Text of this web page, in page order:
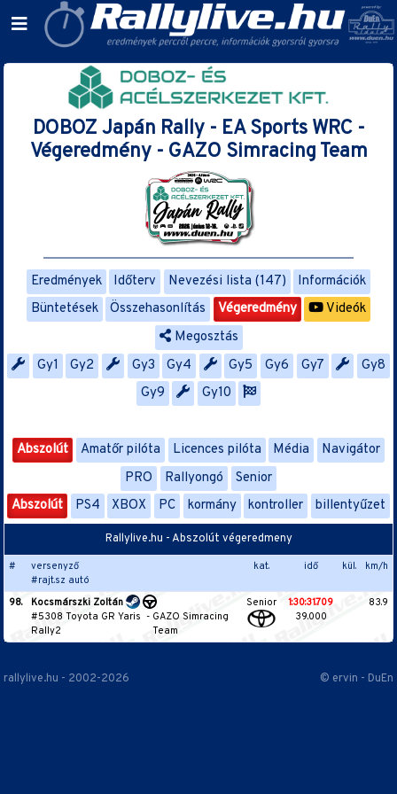
DOBOZ Japán Rally - EA Sports WRC -
Végeredmény - GAZO Simracing Team
Eredmények Időterv Nevezési lista (147)
Információk
Büntetések
Összehasonlítás Végeredmény
Videók
Megosztás
Gy1
Gy2 Gy3 Gy4 Gy5 Gy6 Gy7
Gy8
Gy9
Gy10
Abszolút Amatőr pilóta Licences pilóta Média
Navigátor
PRO
Rallyongó
Senior
Abszolút
PS4 XBOX PC kormány kontroller billentyűzet
Rallylive.hu - Abszolút végeredmeny
#
versenyző
#rajt.sz autó
kat. idő kül. km/h
98.
Kocsmárszki Zoltán
#5308 Toyota GR Yaris
Rally2
- GAZO Simracing
Team
Senior
1:30:31.709
39.000
83.9
rallylive.hu - 2002-2026 © ervin - DuEn